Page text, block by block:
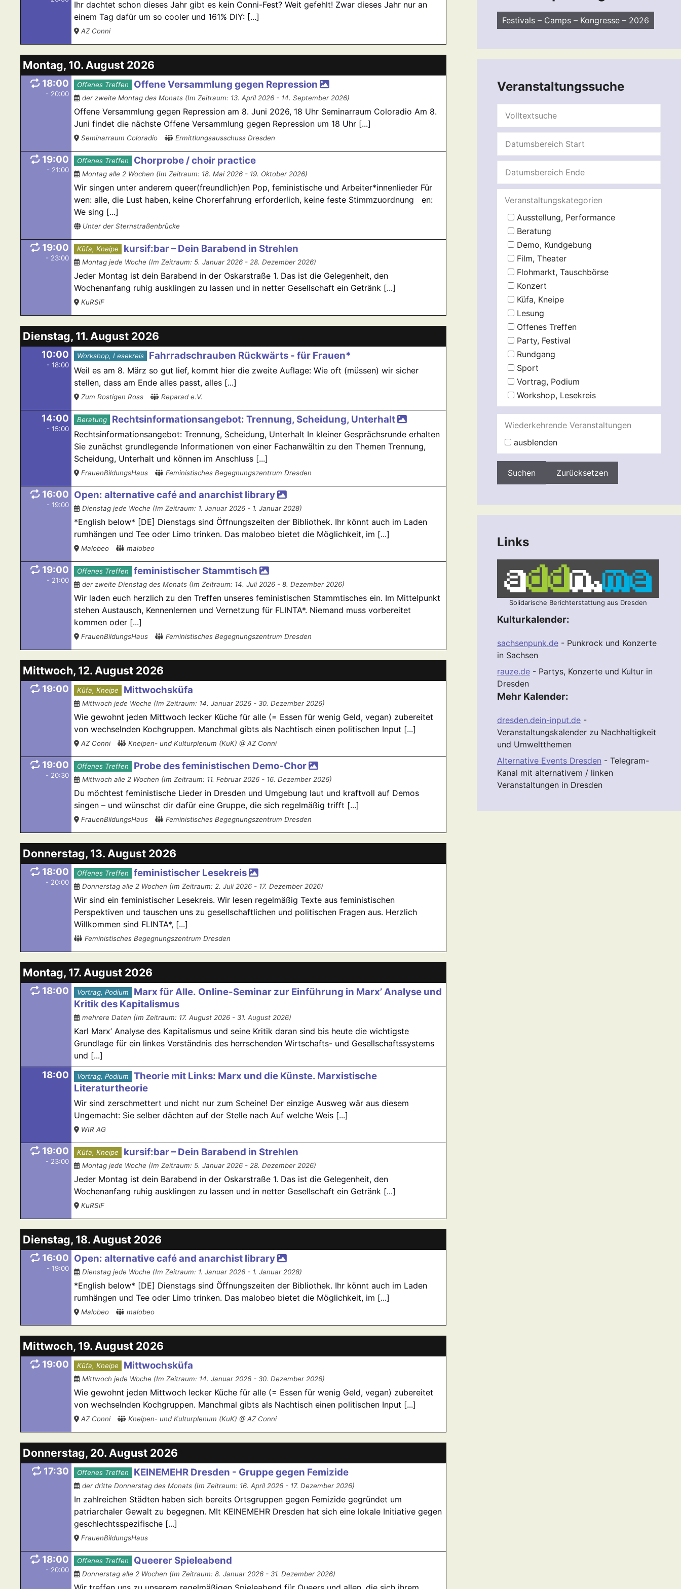
Ihr dachtet schon dieses Jahr gibt es kein Conni-Fest? Weit gefehlt! Zwar dieses Jahr nur an
einem Tag dafür um so cooler und 161% DIY: [...]
AZ Conni
Montag, 10. August 2026
18:00
- 20:00
Offenes Treffen Offene Versammlung gegen Repression
der zweite Montag des Monats (Im Zeitraum: 13. April 2026 - 14. September 2026)
Offene Versammlung gegen Repression am 8. Juni 2026, 18 Uhr Seminarraum Coloradio Am 8.
Juni findet die nächste Offene Versammlung gegen Repression um 18 Uhr [...]
Seminarraum Coloradio Ermittlungsausschuss Dresden
19:00
- 21:00
Offenes Treffen Chorprobe / choir practice
Montag alle 2 Wochen (Im Zeitraum: 18. Mai 2026 - 19. Oktober 2026)
Wir singen unter anderem queer(freundlich)en Pop, feministische und Arbeiter*innenlieder Für
wen: alle, die Lust haben, keine Chorerfahrung erforderlich, keine feste Stimmzuordnung en:
We sing [...]
Unter der Sternstraßenbrücke
19:00
- 23:00
Küfa, Kneipe kursif:bar – Dein Barabend in Strehlen
Montag jede Woche (Im Zeitraum: 5. Januar 2026 - 28. Dezember 2026)
Jeder Montag ist dein Barabend in der Oskarstraße 1. Das ist die Gelegenheit, den
Wochenanfang ruhig ausklingen zu lassen und in netter Gesellschaft ein Getränk [...]
KuRSiF
Dienstag, 11. August 2026
10:00
- 18:00
Workshop, Lesekreis Fahrradschrauben Rückwärts - für Frauen*
Weil es am 8. März so gut lief, kommt hier die zweite Auflage: Wie oft (müssen) wir sicher
stellen, dass am Ende alles passt, alles [...]
Zum Rostigen Ross Reparad e.V.
14:00
- 15:00
Beratung Rechtsinformationsangebot: Trennung, Scheidung, Unterhalt
Rechtsinformationsangebot: Trennung, Scheidung, Unterhalt In kleiner Gesprächsrunde erhalten
Sie zunächst grundlegende Informationen von einer Fachanwältin zu den Themen Trennung,
Scheidung, Unterhalt und können im Anschluss [...]
FrauenBildungsHaus Feministisches Begegnungszentrum Dresden
16:00
- 19:00
Open: alternative café and anarchist library
Dienstag jede Woche (Im Zeitraum: 1. Januar 2026 - 1. Januar 2028)
*English below* [DE] Dienstags sind Öffnungszeiten der Bibliothek. Ihr könnt auch im Laden
rumhängen und Tee oder Limo trinken. Das malobeo bietet die Möglichkeit, im [...]
Malobeo malobeo
19:00
- 21:00
Offenes Treffen feministischer Stammtisch
der zweite Dienstag des Monats (Im Zeitraum: 14. Juli 2026 - 8. Dezember 2026)
Wir laden euch herzlich zu den Treffen unseres feministischen Stammtisches ein. Im Mittelpunkt
stehen Austausch, Kennenlernen und Vernetzung für FLINTA*. Niemand muss vorbereitet
kommen oder [...]
FrauenBildungsHaus Feministisches Begegnungszentrum Dresden
Mittwoch, 12. August 2026
19:00 Küfa, Kneipe Mittwochsküfa
Mittwoch jede Woche (Im Zeitraum: 14. Januar 2026 - 30. Dezember 2026)
Wie gewohnt jeden Mittwoch lecker Küche für alle (= Essen für wenig Geld, vegan) zubereitet
von wechselnden Kochgruppen. Manchmal gibts als Nachtisch einen politischen Input [...]
AZ Conni Kneipen- und Kulturplenum (KuK) @ AZ Conni
19:00
- 20:30
Offenes Treffen Probe des feministischen Demo-Chor
Mittwoch alle 2 Wochen (Im Zeitraum: 11. Februar 2026 - 16. Dezember 2026)
Du möchtest feministische Lieder in Dresden und Umgebung laut und kraftvoll auf Demos
singen – und wünschst dir dafür eine Gruppe, die sich regelmäßig trifft [...]
FrauenBildungsHaus Feministisches Begegnungszentrum Dresden
Donnerstag, 13. August 2026
18:00
- 20:00
Offenes Treffen feministischer Lesekreis
Donnerstag alle 2 Wochen (Im Zeitraum: 2. Juli 2026 - 17. Dezember 2026)
Wir sind ein feministischer Lesekreis. Wir lesen regelmäßig Texte aus feministischen
Perspektiven und tauschen uns zu gesellschaftlichen und politischen Fragen aus. Herzlich
Willkommen sind FLINTA*, [...]
Feministisches Begegnungszentrum Dresden
Montag, 17. August 2026
18:00 Vortrag, Podium
Marx für Alle. Online-Seminar zur Einführung in Marx’ Analyse und
Kritik des Kapitalismus
mehrere Daten (Im Zeitraum: 17. August 2026 - 31. August 2026)
Karl Marx’ Analyse des Kapitalismus und seine Kritik daran sind bis heute die wichtigste
Grundlage für ein linkes Verständnis des herrschenden Wirtschafts- und Gesellschaftssystems
und [...]
18:00 Vortrag, Podium
Theorie mit Links: Marx und die Künste. Marxistische
Literaturtheorie
Wir sind zerschmettert und nicht nur zum Scheine! Der einzige Ausweg wär aus diesem
Ungemacht: Sie selber dächten auf der Stelle nach Auf welche Weis [...]
WIR AG
19:00
- 23:00
Küfa, Kneipe kursif:bar – Dein Barabend in Strehlen
Montag jede Woche (Im Zeitraum: 5. Januar 2026 - 28. Dezember 2026)
Jeder Montag ist dein Barabend in der Oskarstraße 1. Das ist die Gelegenheit, den
Wochenanfang ruhig ausklingen zu lassen und in netter Gesellschaft ein Getränk [...]
KuRSiF
Dienstag, 18. August 2026
16:00
- 19:00
Open: alternative café and anarchist library
Dienstag jede Woche (Im Zeitraum: 1. Januar 2026 - 1. Januar 2028)
*English below* [DE] Dienstags sind Öffnungszeiten der Bibliothek. Ihr könnt auch im Laden
rumhängen und Tee oder Limo trinken. Das malobeo bietet die Möglichkeit, im [...]
Malobeo malobeo
Mittwoch, 19. August 2026
19:00 Küfa, Kneipe Mittwochsküfa
Mittwoch jede Woche (Im Zeitraum: 14. Januar 2026 - 30. Dezember 2026)
Wie gewohnt jeden Mittwoch lecker Küche für alle (= Essen für wenig Geld, vegan) zubereitet
von wechselnden Kochgruppen. Manchmal gibts als Nachtisch einen politischen Input [...]
AZ Conni Kneipen- und Kulturplenum (KuK) @ AZ Conni
Donnerstag, 20. August 2026
17:30 Offenes Treffen KEINEMEHR Dresden - Gruppe gegen Femizide
der dritte Donnerstag des Monats (Im Zeitraum: 16. April 2026 - 17. Dezember 2026)
In zahlreichen Städten haben sich bereits Ortsgruppen gegen Femizide gegründet um
patriarchaler Gewalt zu begegnen. MIt KEINEMEHR Dresden hat sich eine lokale Initiative gegen
geschlechtsspezifische [...]
FrauenBildungsHaus
18:00
- 20:00
Offenes Treffen Queerer Spieleabend
Donnerstag alle 2 Wochen (Im Zeitraum: 8. Januar 2026 - 31. Dezember 2026)
Festivals – Camps – Kongresse – 2026
Veranstaltungssuche
Veranstaltungskategorien
Ausstellung, Performance
Beratung
Demo, Kundgebung
Film, Theater
Flohmarkt, Tauschbörse
Konzert
Küfa, Kneipe
Lesung
Offenes Treffen
Party, Festival
Rundgang
Sport
Vortrag, Podium
Workshop, Lesekreis
Wiederkehrende Veranstaltungen
ausblenden
Zurücksetzen
Links
Solidarische Berichterstattung aus Dresden
Kulturkalender:
sachsenpunk.de- Punkrock und Konzerte
in Sachsen
rauze.de- Partys, Konzerte und Kultur in
Dresden
Mehr Kalender:
dresden.dein-input.de-
Veranstaltungskalender zu Nachhaltigkeit
und Umweltthemen
Alternative Events Dresden - Telegram-
Kanal mit alternativem / linken
Veranstaltungen in Dresden